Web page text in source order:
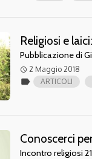
Religiosi e
Pubblicazione di
access_time 2 Maggio 2018
label ARTICOLI
Conoscerci
Incontro religiosi